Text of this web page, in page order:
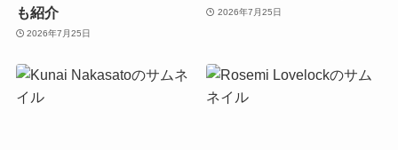
も紹介
2026年7月25日
2026年7月25日